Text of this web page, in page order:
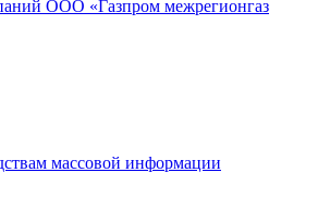
ООО «Газпром межрегионгаз
массовой информации